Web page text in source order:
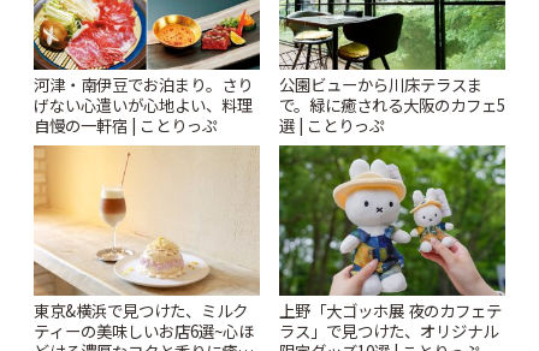
河津・南伊豆でお泊まり。さり
げない心遣いが心地よい、料理
自慢の一軒宿 | ことりっぷ
公園ビューから川床テラスま
で。緑に癒される大阪のカフェ5
選 | ことりっぷ
東京&横浜で見つけた、ミルク
ティーの美味しいお店6選~心ほ
上野「大ゴッホ展 夜のカフェテ
ラス」で見つけた、オリジナル